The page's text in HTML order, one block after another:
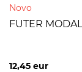
Novo
FUTER
12,45 eur